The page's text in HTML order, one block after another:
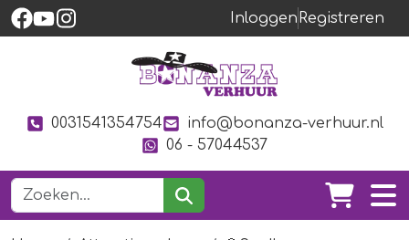
Inloggen Registreren
0031541354754
info@bonanza-verhuur.nl
06 - 57044537